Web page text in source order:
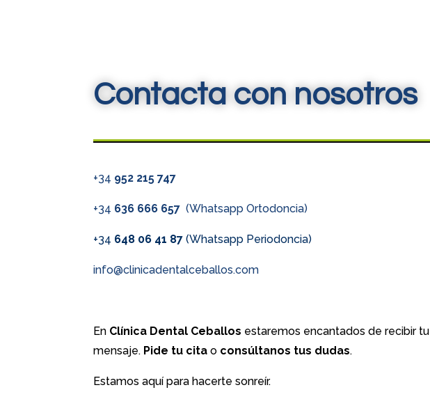
Contacta con nosotros
+34 952 215 747
+34 636 666 657(Whatsapp Ortodoncia)
+34 648 06 41 87 (Whatsapp Periodoncia)
info@clinicadentalceballos.com
En Clínica Dental Ceballos estaremos encantados de recibir tu
mensaje. Pide tu cita o consúltanos tus dudas.
Estamos aquí para hacerte sonreír.